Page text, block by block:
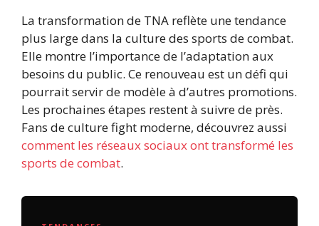
La transformation de TNA reflète une tendance
plus large dans la culture des sports de combat.
Elle montre l’importance de l’adaptation aux
besoins du public. Ce renouveau est un défi qui
pourrait servir de modèle à d’autres promotions.
Les prochaines étapes restent à suivre de près.
Fans de culture fight moderne, découvrez aussi
comment les réseaux sociaux ont transformé les
sports de combat.